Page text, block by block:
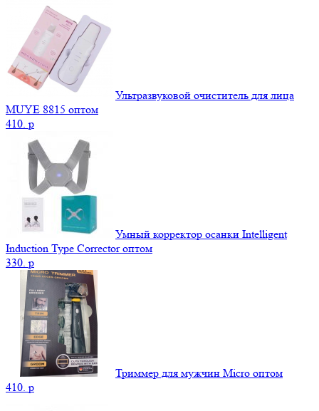
Ультразвуковой очиститель для лица
MUYE 8815 оптом
410. p
Умный корректор осанки Intelligent
Induction Type Corrector оптом
330. p
Триммер для мужчин Micro оптом
410. p